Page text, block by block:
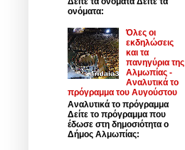
ονόματα:
Όλες οι
εκδηλώσεις
και τα
πανηγύρια της
Αλμωπίας -
Αναλυτικά το
πρόγραμμα του Αυγούστου
Αναλυτικά το πρόγραμμα
Δείτε το πρόγραμμα που
έδωσε στη δημοσιότητα ο
Δήμος Αλμωπίας: